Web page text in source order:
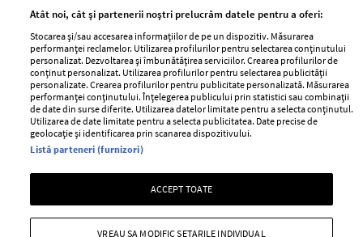
GSP
Unica
Baby
Retete
femei
Viva
Avantaje
Retete practice
Pariază responsabil! Decizia ONJN nr. 821/25.09.2025.
Jocurile de noroc sunt interzise minorilor.
Copyright © 2026 Ringier Romania SRL
Atât noi, cât și partenerii noștri prelucrăm datele pentru a oferi:
Stocarea și/sau accesarea informațiilor de pe un dispozitiv. Măsurarea
performanței reclamelor. Utilizarea profilurilor pentru selectarea conținutului
personalizat. Dezvoltarea și îmbunătățirea serviciilor. Crearea profilurilor de
conținut personalizat. Utilizarea profilurilor pentru selectarea publicității
personalizate. Crearea profilurilor pentru publicitate personalizată. Măsurarea
performanței conținutului. Înțelegerea publicului prin statistici sau combinații
de date din surse diferite. Utilizarea datelor limitate pentru a selecta conținutul.
Utilizarea de date limitate pentru a selecta publicitatea. Date precise de
geolocație și identificarea prin scanarea dispozitivului.
Listă parteneri (furnizori)
ACCEPT TOATE
VREAU SA MODIFIC SETARILE INDIVIDUAL